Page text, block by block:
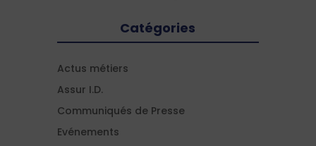
Catégories
Actus métiers
Assur I.D.
Communiqués de Presse
Evénements